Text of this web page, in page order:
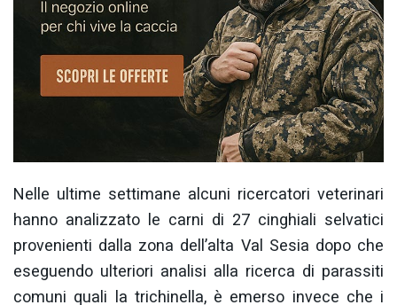
Nelle ultime settimane alcuni ricercatori veterinari
hanno analizzato le carni di 27 cinghiali selvatici
provenienti dalla zona dell’alta Val Sesia dopo che
eseguendo ulteriori analisi alla ricerca di parassiti
comuni quali la trichinella, è emerso invece che i